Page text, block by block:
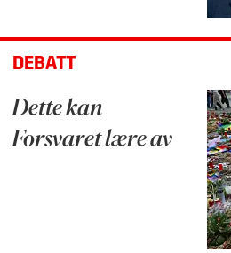
DEBATT
Dette kan
Forsvaret lære av